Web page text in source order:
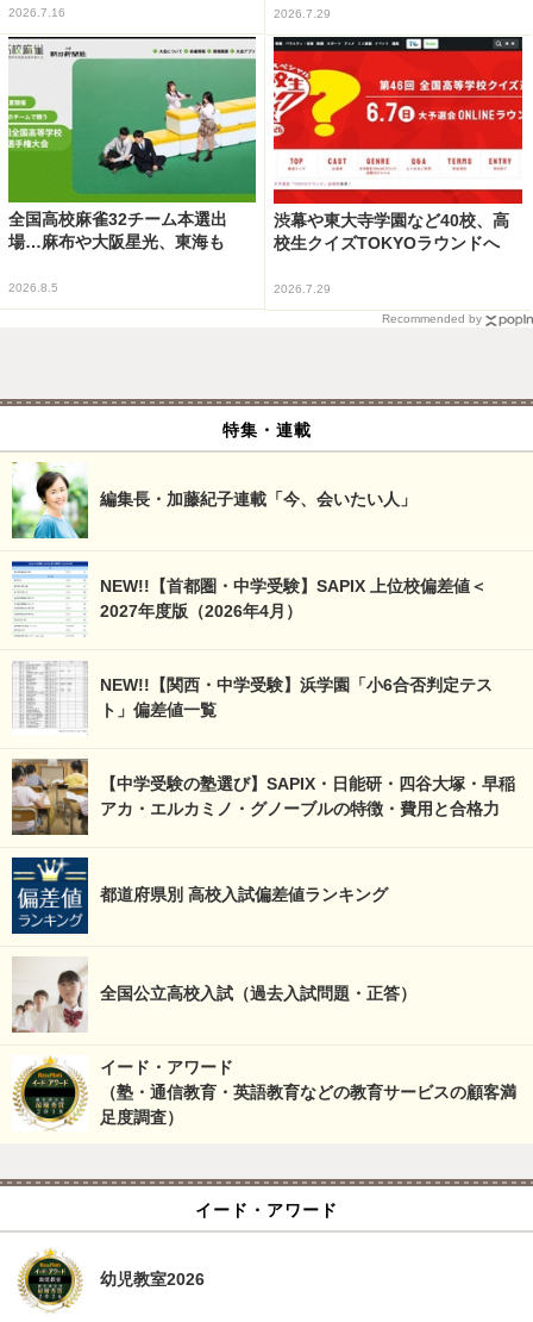
2026.7.16 2026.7.29
全国高校麻雀32チーム本選出
場…麻布や大阪星光、東海も
2026.8.5
渋幕や東大寺学園など40校、高
校生クイズTOKYOラウンドへ
2026.7.29
Recommended by
特集・連載
編集長・加藤紀子連載「今、会いたい人」
NEW!!【首都圏・中学受験】SAPIX 上位校偏差値＜
2027年度版（2026年4月）
NEW!!【関西・中学受験】浜学園「小6合否判定テス
ト」偏差値一覧
【中学受験の塾選び】SAPIX・日能研・四谷大塚・早稲
アカ・エルカミノ・グノーブルの特徴・費用と合格力
都道府県別 高校入試偏差値ランキング
全国公立高校入試（過去入試問題・正答）
イード・アワード
（塾・通信教育・英語教育などの教育サービスの顧客満
足度調査）
イード・アワード
幼児教室2026